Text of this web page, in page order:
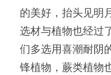
的美好，抬头见明
选材与植物也经过
们多选用喜潮耐阴
锋植物，蕨类植物